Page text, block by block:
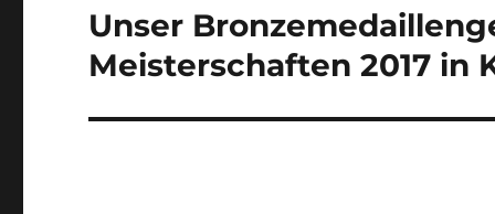
Nächster
Beitrag:
Unser
Meisterschaften 2017 in